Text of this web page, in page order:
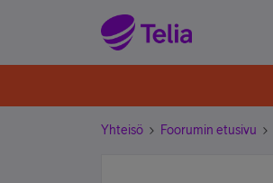
Yhteisö Foorumin etusivu